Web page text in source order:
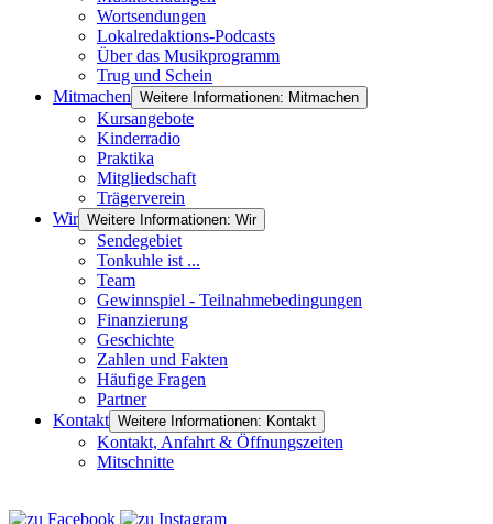
Wortsendungen
Lokalredaktions-Podcasts
Über das Musikprogramm
Trug und Schein
Mitmachen Weitere Informationen: Mitmachen
Kursangebote
Kinderradio
Praktika
Mitgliedschaft
Trägerverein
Wir Weitere Informationen: Wir
Sendegebiet
Tonkuhle ist ...
Team
Gewinnspiel - Teilnahmebedingungen
Finanzierung
Geschichte
Zahlen und Fakten
Häufige Fragen
Partner
Kontakt Weitere Informationen: Kontakt
Kontakt, Anfahrt & Öffnungszeiten
Mitschnitte